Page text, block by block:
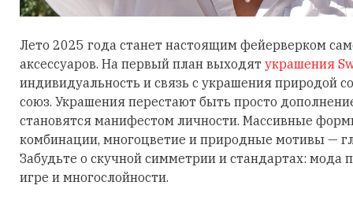
Лето 2025 года станет настоящим фейерверком
аксессуаров. На первый план выходят украшения
индивидуальность и связь с украшения природой
союз. Украшения перестают быть просто
становятся манифестом личности. Массивные
комбинации, многоцветие и природные мотивы —
Забудьте о скучной симметрии и стандартах: мода
игре и многослойности.